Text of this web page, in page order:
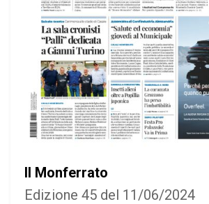
Il Monferrato
Edizione 45 del 11/06/2024